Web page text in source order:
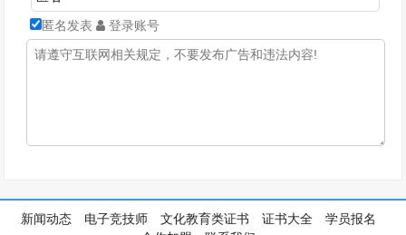
匿名发表 登录账号
新闻动态 电子竞技师 文化教育类证书 证书大全
学员报名